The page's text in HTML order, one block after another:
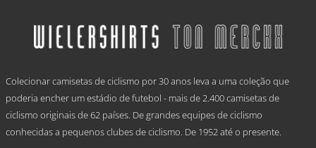
€ 69,95
variants.
The
be
chosen
the
product
Colecionar camisetas de ciclismo por 30 anos leva a uma coleção que
poderia encher um estádio de futebol - mais de 2.400 camisetas de
ciclismo originais de 62 países. De grandes equipes de ciclismo
conhecidas a pequenos clubes de ciclismo. De 1952 até o presente.